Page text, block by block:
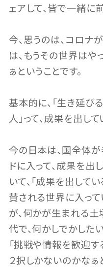
ェアして、皆で一緒に
今、思うのは、コロナ
は、もうその世界はや
ぁということです。
基本的に、「生き延び
人」って、成果を出し
今の日本は、国全体が
ドに入って、成果を出
いて、「成果を出して
賛される世界に入って
が、何かが生まれる土
代で、何かしでかした
「挑戦や情報を歓迎す
２択しかないのかなぁ